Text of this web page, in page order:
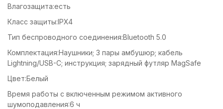
Влагозащита:есть
Класс защиты:IPX4
Тип беспроводного соединения:Bluetooth 5.0
Комплектация:Наушники; 3 пары амбушюр; кабель
Lightning/USB-C; инструкция; зарядный футляр MagSafe
Цвет:Белый
Время работы с включенным режимом активного
шумоподавления:6 ч